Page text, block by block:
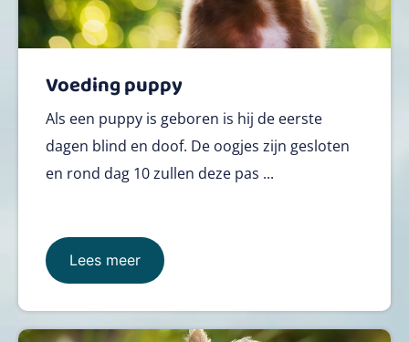
Voeding puppy
Als een puppy is geboren is hij de eerste
dagen blind en doof. De oogjes zijn gesloten
en rond dag 10 zullen deze pas ...
Lees meer